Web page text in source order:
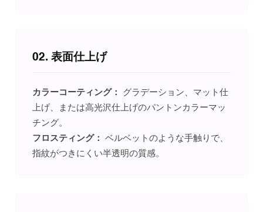
02. 表面仕上げ
カラーコーティング：
グラデーション、マット仕
上げ、または高光沢仕上げのパントンカラーマッ
チング。
フロスティング：
ベルベットのような手触りで、
指紋がつきにくい半透明の質感。